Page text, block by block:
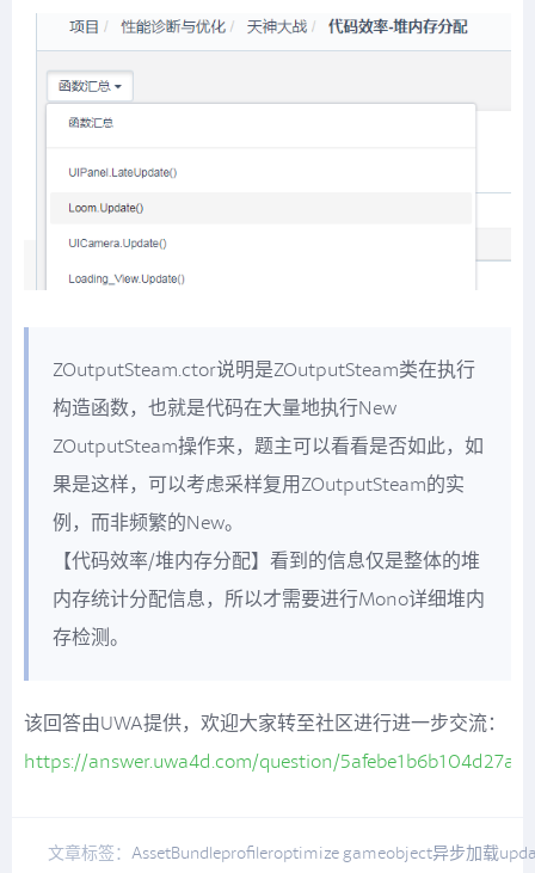
ZOutputSteam.ctor说明是ZOutputSteam类在执行
构造函数，也就是代码在大量地执行New
ZOutputSteam操作来，题主可以看看是否如此，如
果是这样，可以考虑采样复用ZOutputSteam的实
例，而非频繁的New。
【代码效率/堆内存分配】看到的信息仅是整体的堆
内存统计分配信息，所以才需要进行Mono详细堆内
存检测。
该回答由UWA提供，欢迎大家转至社区进行进一步交流：
https://answer.uwa4d.com/question/
文章标签： AssetBundleprofileroptimize gameobject异步加载